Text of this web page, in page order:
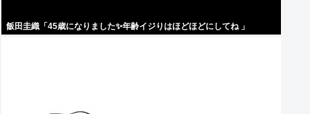
飯田圭織「45歳になりました✨年齢イジりはほどほどにしてね 」